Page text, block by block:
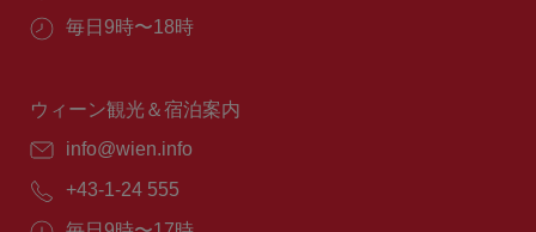
営
間：
毎日9時〜18時
ウィーン観光＆宿泊案内
E
ー
ル：
info@wien.info
電
+43-1-24 555